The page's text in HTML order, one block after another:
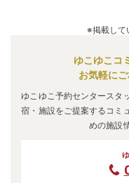
価格で泊まれる宿泊先
※掲載して
ゆこゆこコ
お気軽にご
ゆこゆこ予約センタースタ
宿・施設をご提案するコミ
めの施設